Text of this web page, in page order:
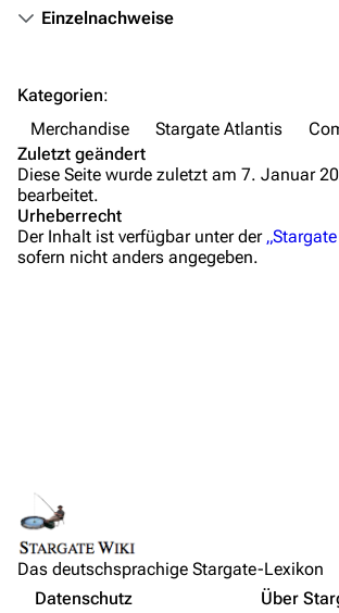
Anfragen
Administrations-Übersicht
Vandalismus melden
IRC-Channel
Nicht angemeldet
Permanenter
Einzelnachweise
Hintergrundinformationen
Ankündigung des Projekts
Episoden
Kategorien:
Merchandise
Stargate Atlantis
Zuletzt geändert
Diese Seite wurde zuletzt am 7. Januar
bearbeitet.
Urheberrecht
Der Inhalt ist verfügbar unter der
sofern nicht anders angegeben.
Das deutschsprachige Stargate-Lexikon
Datenschutz
Über